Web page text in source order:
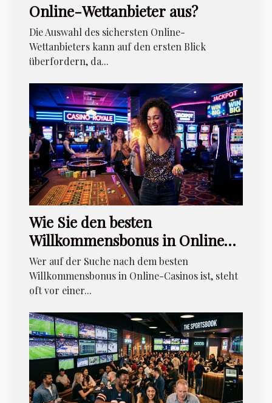
Online-Wettanbieter aus?
Die Auswahl des sichersten Online-
Wettanbieters kann auf den ersten Blick
überfordern, da...
Wie Sie den besten
Willkommensbonus in Online-
Casinos nutzen?
Wer auf der Suche nach dem besten
Willkommensbonus in Online-Casinos ist, steht
oft vor einer...